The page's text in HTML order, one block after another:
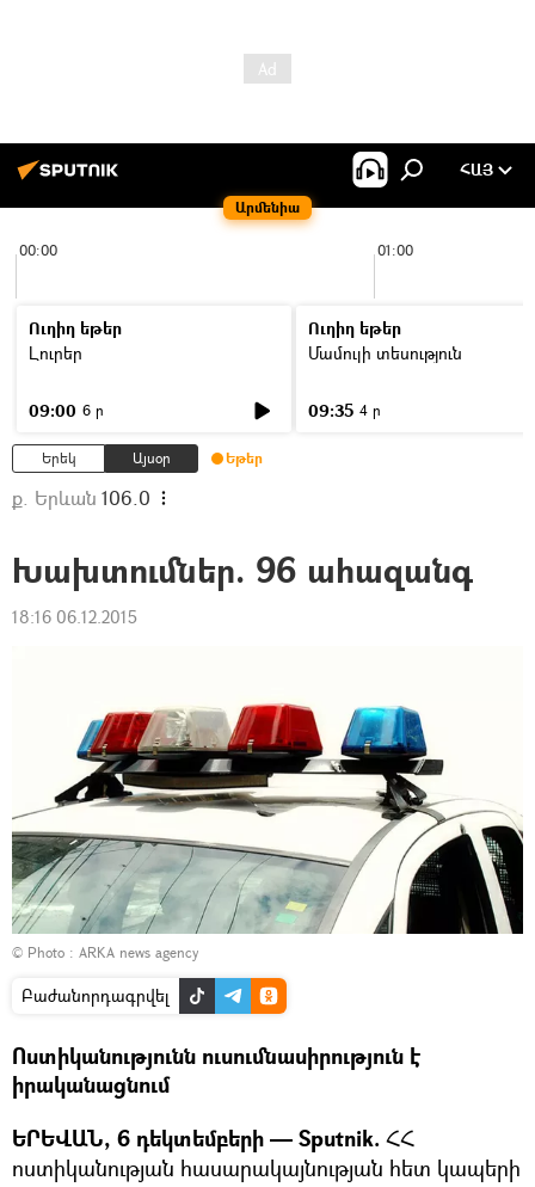
Արմենիա
ՀԱՅ
00:00 01:00
Ուղիղ եթեր
Լուրեր
09:00 6 ր
Ուղիղ եթեր
Մամուլի տեսություն
09:35 4 ր
Երեկ Այսօր Եթեր
ք. Երևան 106.0
Խախտումներ. 96 ահազանգ
18:16 06.12.2015
© Photo : ARKA news agency
Բաժանորդագրվել
Ոստիկանությունն ուսումնասիրություն է
իրականացնում
ԵՐԵՎԱՆ, 6 դեկտեմբերի — Sputnik. ՀՀ
ոստիկանության հասարակայնության հետ կապերի